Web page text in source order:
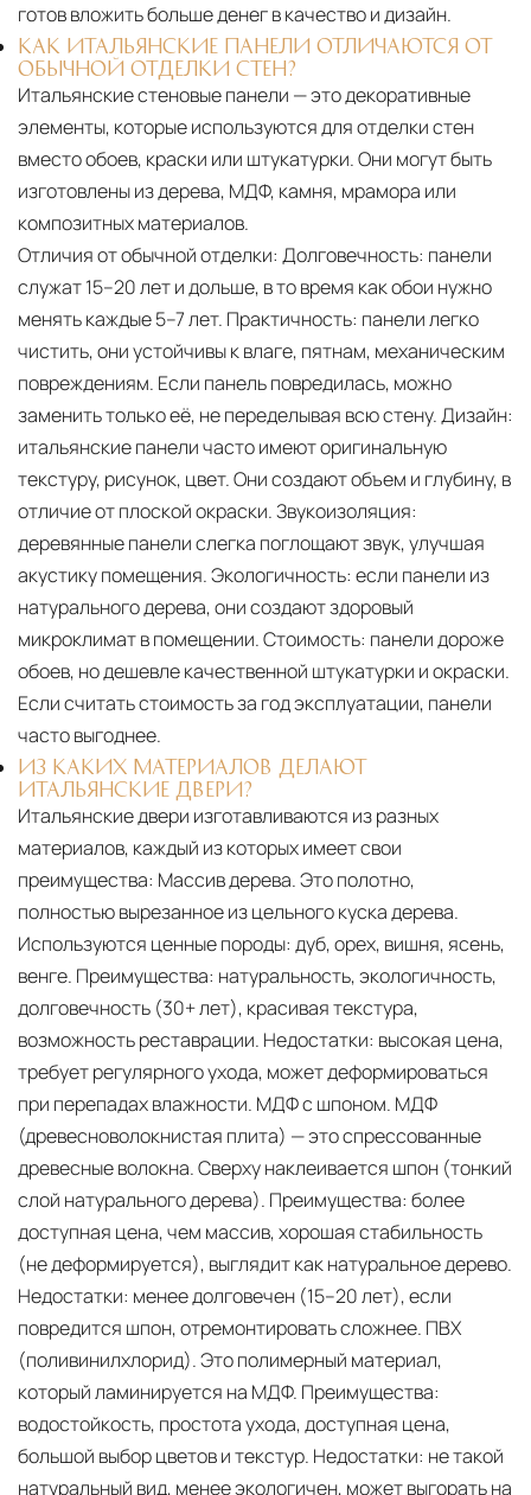
готов вложить больше денег в качество и дизайн.
КАК ИТАЛЬЯНСКИЕ ПАНЕЛИ ОТЛИЧАЮТСЯ ОТ
ОБЫЧНОЙ ОТДЕЛКИ СТЕН?
Итальянские стеновые панели — это декоративные
элементы, которые используются для отделки стен
вместо обоев, краски или штукатурки. Они могут быть
изготовлены из дерева, МДФ, камня, мрамора или
композитных материалов.
Отличия от обычной отделки: Долговечность: панели
служат 15–20 лет и дольше, в то время как обои нужно
менять каждые 5–7 лет. Практичность: панели легко
чистить, они устойчивы к влаге, пятнам, механическим
повреждениям. Если панель повредилась, можно
заменить только её, не переделывая всю стену. Дизайн:
итальянские панели часто имеют оригинальную
текстуру, рисунок, цвет. Они создают объем и глубину, в
отличие от плоской окраски. Звукоизоляция:
деревянные панели слегка поглощают звук, улучшая
акустику помещения. Экологичность: если панели из
натурального дерева, они создают здоровый
микроклимат в помещении. Стоимость: панели дороже
обоев, но дешевле качественной штукатурки и окраски.
Если считать стоимость за год эксплуатации, панели
часто выгоднее.
ИЗ КАКИХ МАТЕРИАЛОВ ДЕЛАЮТ
ИТАЛЬЯНСКИЕ ДВЕРИ?
Итальянские двери изготавливаются из разных
материалов, каждый из которых имеет свои
преимущества: Массив дерева. Это полотно,
полностью вырезанное из цельного куска дерева.
Используются ценные породы: дуб, орех, вишня, ясень,
венге. Преимущества: натуральность, экологичность,
долговечность (30+ лет), красивая текстура,
возможность реставрации. Недостатки: высокая цена,
требует регулярного ухода, может деформироваться
при перепадах влажности. МДФ с шпоном. МДФ
(древесноволокнистая плита) — это спрессованные
древесные волокна. Сверху наклеивается шпон (тонкий
слой натурального дерева). Преимущества: более
доступная цена, чем массив, хорошая стабильность
(не деформируется), выглядит как натуральное дерево.
Недостатки: менее долговечен (15–20 лет), если
повредится шпон, отремонтировать сложнее. ПВХ
(поливинилхлорид). Это полимерный материал,
который ламинируется на МДФ. Преимущества:
водостойкость, простота ухода, доступная цена,
большой выбор цветов и текстур. Недостатки: не такой
натуральный вид, менее экологичен, может выгорать на